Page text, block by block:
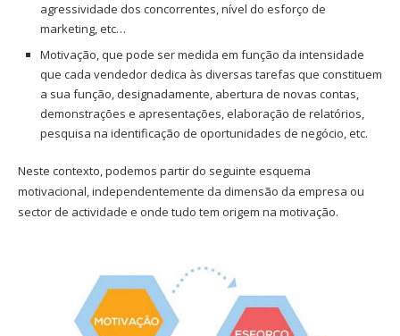
agressividade dos concorrentes, nível do esforço de
marketing, etc…
Motivação, que pode ser medida em função da intensidade
que cada vendedor dedica às diversas tarefas que constituem
a sua função, designadamente, abertura de novas contas,
demonstrações e apresentações, elaboração de relatórios,
pesquisa na identificação de oportunidades de negócio, etc.
Neste contexto, podemos partir do seguinte esquema
motivacional, independentemente da dimensão da empresa ou
sector de actividade e onde tudo tem origem na motivação.